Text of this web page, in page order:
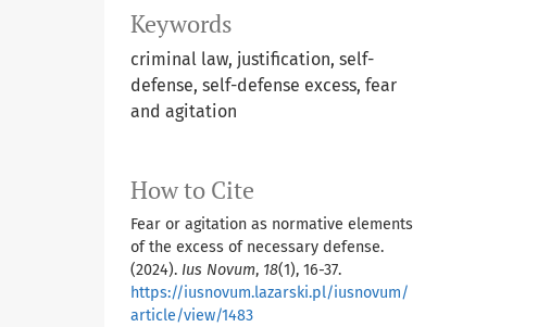
Keywords
criminal law, justification, self-
defense, self-defense excess, fear
and agitation
How to Cite
Fear or agitation as normative elements
of the excess of necessary defense.
(2024). Ius Novum, 18(1), 16-37.
https://iusnovum.lazarski.pl/iusnovum/
article/view/1483